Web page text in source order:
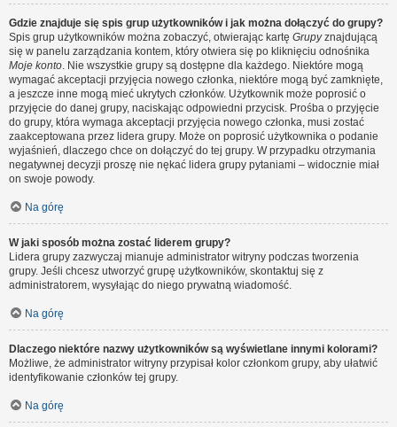
Gdzie znajduje się spis grup użytkowników i jak można dołączyć do grupy?
Spis grup użytkowników można zobaczyć, otwierając kartę Grupyznajdującą
się w panelu zarządzania kontem, który otwiera się po kliknięciu odnośnika
Moje konto. Nie wszystkie grupy są dostępne dla każdego. Niektóre mogą
wymagać akceptacji przyjęcia nowego członka, niektóre mogą być zamknięte,
a jeszcze inne mogą mieć ukrytych członków. Użytkownik może poprosić o
przyjęcie do danej grupy, naciskając odpowiedni przycisk. Prośba o przyjęcie
do grupy, która wymaga akceptacji przyjęcia nowego członka, musi zostać
zaakceptowana przez lidera grupy. Może on poprosić użytkownika o podanie
wyjaśnień, dlaczego chce on dołączyć do tej grupy. W przypadku otrzymania
negatywnej decyzji proszę nie nękać lidera grupy pytaniami – widocznie miał
on swoje powody.
Na górę
W jaki sposób można zostać liderem grupy?
Lidera grupy zazwyczaj mianuje administrator witryny podczas tworzenia
grupy. Jeśli chcesz utworzyć grupę użytkowników, skontaktuj się z
administratorem, wysyłając do niego prywatną wiadomość.
Na górę
Dlaczego niektóre nazwy użytkowników są wyświetlane innymi kolorami?
Możliwe, że administrator witryny przypisał kolor członkom grupy, aby ułatwić
identyfikowanie członków tej grupy.
Na górę